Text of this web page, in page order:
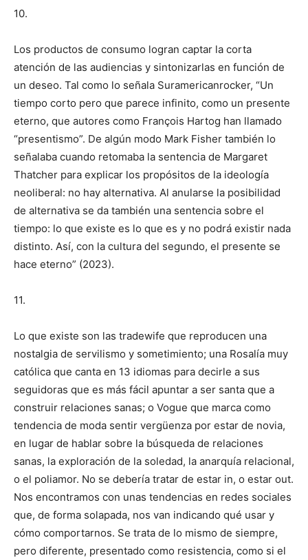
10.
Los productos de consumo logran captar la corta
atención de las audiencias y sintonizarlas en función de
un deseo. Tal como lo señala Suramericanrocker, “Un
tiempo corto pero que parece infinito, como un presente
eterno, que autores como François Hartog han llamado
“presentismo”. De algún modo Mark Fisher también lo
señalaba cuando retomaba la sentencia de Margaret
Thatcher para explicar los propósitos de la ideología
neoliberal: no hay alternativa. Al anularse la posibilidad
de alternativa se da también una sentencia sobre el
tiempo: lo que existe es lo que es y no podrá existir nada
distinto. Así, con la cultura del segundo, el presente se
hace eterno” (2023).
11.
Lo que existe son las tradewife que reproducen una
nostalgia de servilismo y sometimiento; una Rosalía muy
católica que canta en 13 idiomas para decirle a sus
seguidoras que es más fácil apuntar a ser santa que a
construir relaciones sanas; o Vogue que marca como
tendencia de moda sentir vergüenza por estar de novia,
en lugar de hablar sobre la búsqueda de relaciones
sanas, la exploración de la soledad, la anarquía relacional,
o el poliamor. No se debería tratar de estar in, o estar out.
Nos encontramos con unas tendencias en redes sociales
que, de forma solapada, nos van indicando qué usar y
cómo comportarnos. Se trata de lo mismo de siempre,
pero diferente, presentado como resistencia, como si el